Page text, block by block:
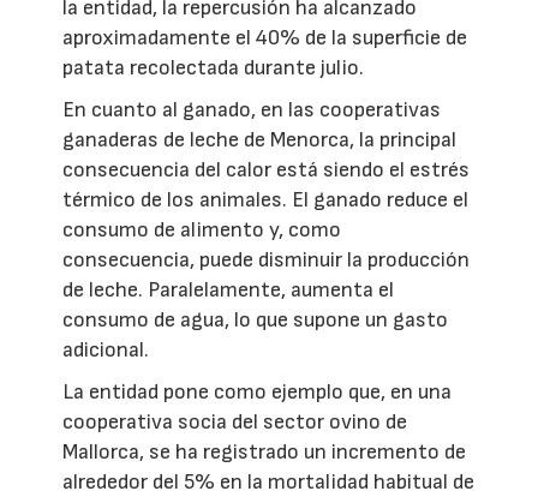
la entidad, la repercusión ha alcanzado
aproximadamente el 40% de la superficie de
patata recolectada durante julio.
En cuanto al ganado, en las cooperativas
ganaderas de leche de Menorca, la principal
consecuencia del calor está siendo el estrés
térmico de los animales. El ganado reduce el
consumo de alimento y, como
consecuencia, puede disminuir la producción
de leche. Paralelamente, aumenta el
consumo de agua, lo que supone un gasto
adicional.
La entidad pone como ejemplo que, en una
cooperativa socia del sector ovino de
Mallorca, se ha registrado un incremento de
alrededor del 5% en la mortalidad habitual de